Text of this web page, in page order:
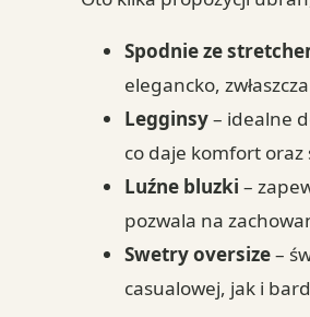
Spodnie ze
elegancko,
Legginsy– idealne
co daje komfort oraz
Luźne bluzki –
pozwala na
Swetry oversize–
casualowej, jak i